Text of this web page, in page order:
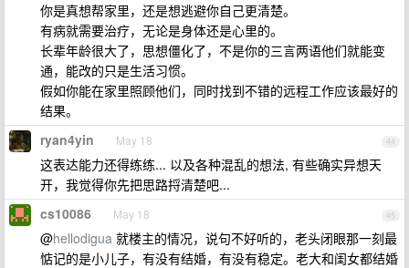
你是真想帮家里，还是想逃避你自己更清楚。
有病就需要治疗，无论是身体还是心里的。
长辈年龄很大了，思想僵化了，不是你的三言两语他们就能变
通，能改的只是生活习惯。
假如你能在家里照顾他们，同时找到不错的远程工作应该最好的
结果。
44
ryan4yin May 18
这表达能力还得练练... 以及各种混乱的想法, 有些确实异想天
开，我觉得你先把思路捋清楚吧...
45
cs10086 May 18
@hellodigua 就楼主的情况，说句不好听的，老头闭眼那一刻最
惦记的是小儿子，有没有结婚，有没有稳定。老大和闺女都结婚